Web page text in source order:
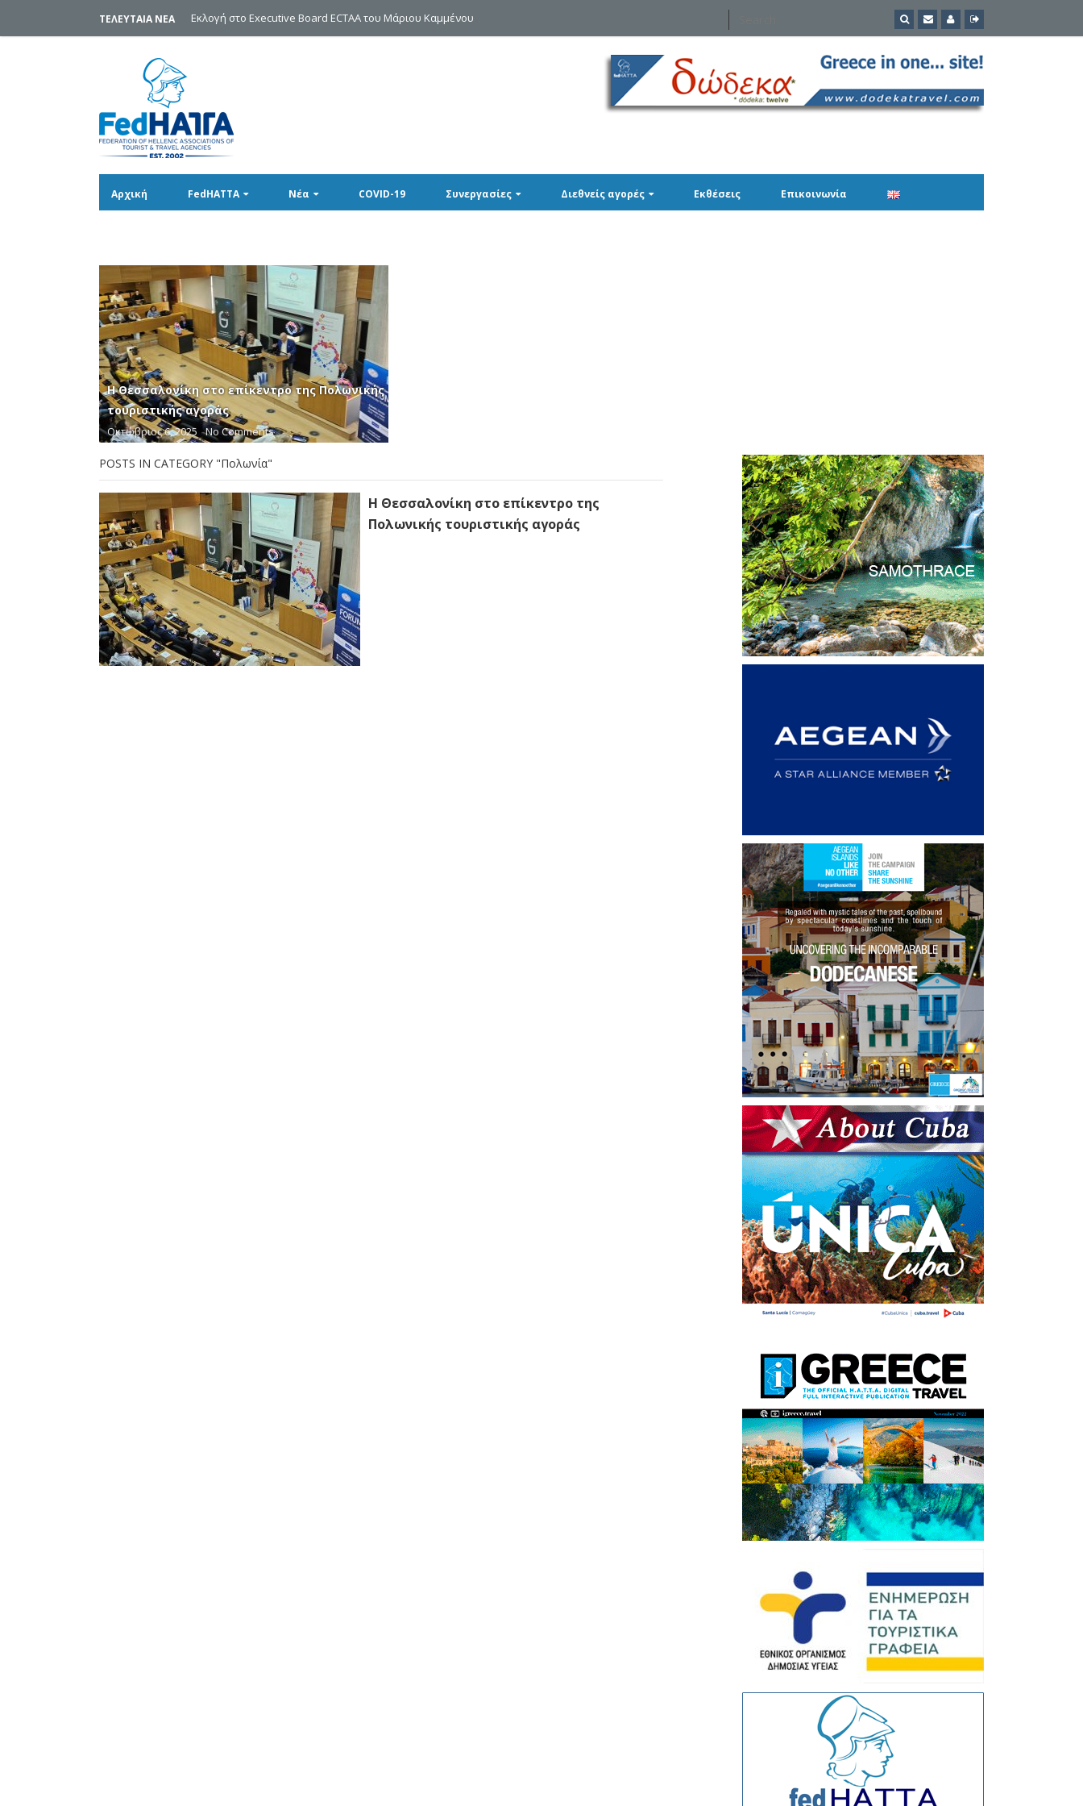
ΤΕΛΕΥΤΑΙΑ ΝΕΑ Εκλογή στο Executive Board ECTAA του Μάριου Καμμένου
Αρχική FedHATTA Νέα COVID-19 Συνεργασίες Διεθνείς αγορές Εκθέσεις Επικοινωνία
Η Θεσσαλονίκη στο επίκεντρο της Πολωνικής
τουριστικής αγοράς
Οκτώβριος 6, 2025 No Comments
POSTS IN CATEGORY "Πολωνία"
Η Θεσσαλονίκη στο επίκεντρο της
Πολωνικής τουριστικής αγοράς